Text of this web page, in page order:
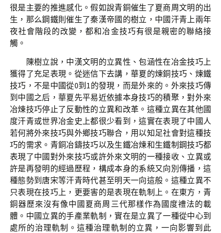
很是主要的推進感化。假如說青銅催生了夏商周文明的出
生，那么鋼鐵則催生了秦漢帝國的樹立，中國汗青上兩年
夜社會階段的改變，都和冶金技巧有很是親密的聯絡接
觸。
陳樹立說，中漢文明的立異性、包涵性在冶金技巧上
獲得了充足表現。從迷信下去講，華夏的煉銅技巧、煉鐵
技巧，不是中國從0到1的發現，而是外來的。外來技巧傳
到中國之后，華夏先平易近依據本身技巧的積聚，對外來
冶煉技巧停止了反動性的立異和改革。這種立異在其他國
度汗青或世界冶金史上都很少看到，這實在表現了中國人
若何將外來技巧與外鄉技巧聯合，用以知足社會對這種技
巧的需求。青銅冶鑄技巧以及生鐵冶煉和生鐵制鋼技巧都
表現了中國對外來技巧或許外來文明的一種接收、立異或
許是再發明的經過歷程，構成本身的系統又向別傳播，這
種態勢到唐宋等汗青時代甚至明天一向這般。這種立異不
只表現在技巧上，更要害的是表現在軌制上。在東方，青
銅器歷來沒有像中國夏商周三代那樣作為國度禮法的載
體。中國立異的手產業軌制，實在是立異了一種從中心到
處所的治理軌制。這種治理軌制的立異，一向影響到此